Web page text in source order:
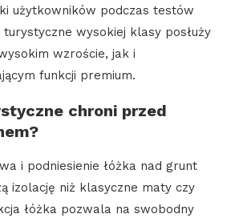
użytkowników podczas testów
wysokiej klasy posłuży
wzroście, jak i
funkcji premium.
chroni przed
i podniesienie łóżka nad grunt
izolację niż klasyczne maty czy
łóżka pozwala na swobodny